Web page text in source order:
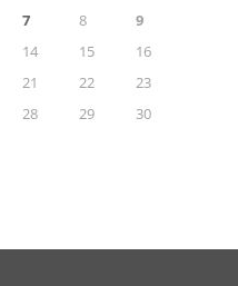
7 8
9
14 15
16
21 22
23
28 29
30